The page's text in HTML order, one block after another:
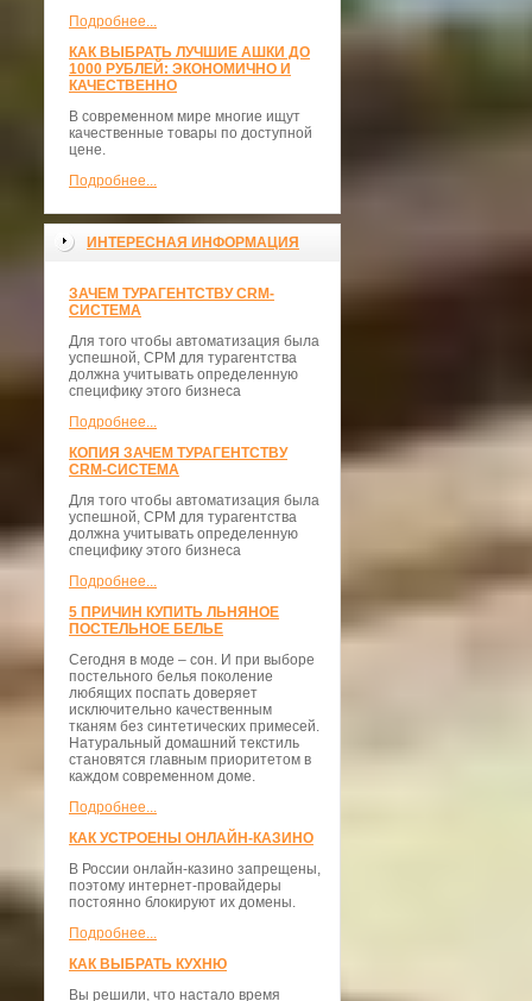
Подробнее...
КАК ВЫБРАТЬ ЛУЧШИЕ АШКИ ДО
1000 РУБЛЕЙ: ЭКОНОМИЧНО И
КАЧЕСТВЕННО
В современном мире многие ищут
качественные товары по доступной
цене.
Подробнее...
ИНТЕРЕСНАЯ ИНФОРМАЦИЯ
ЗАЧЕМ ТУРАГЕНТСТВУ CRM-
СИСТЕМА
Для того чтобы автоматизация была
успешной, СРМ для турагентства
должна учитывать определенную
специфику этого бизнеса
Подробнее...
КОПИЯ ЗАЧЕМ ТУРАГЕНТСТВУ
CRM-СИСТЕМА
Для того чтобы автоматизация была
успешной, СРМ для турагентства
должна учитывать определенную
специфику этого бизнеса
Подробнее...
5 ПРИЧИН КУПИТЬ ЛЬНЯНОЕ
ПОСТЕЛЬНОЕ БЕЛЬЕ
Сегодня в моде – сон. И при выборе
постельного белья поколение
любящих поспать доверяет
исключительно качественным
тканям без синтетических примесей.
Натуральный домашний текстиль
становятся главным приоритетом в
каждом современном доме.
Подробнее...
КАК УСТРОЕНЫ ОНЛАЙН-КАЗИНО
В России онлайн-казино запрещены,
поэтому интернет-провайдеры
постоянно блокируют их домены.
Подробнее...
КАК ВЫБРАТЬ КУХНЮ
Вы решили, что настало время